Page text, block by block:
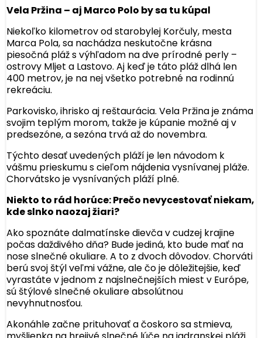
Vela Pržina – aj Marco Polo by sa tu kúpal
Niekoľko kilometrov od starobylej Korčuly, mesta
Marca Pola, sa nachádza neskutočne krásna
piesočná pláž s výhľadom na dve prírodné perly –
ostrovy Mljet a Lastovo. Aj keď je táto pláž dlhá len
400 metrov, je na nej všetko potrebné na rodinnú
rekreáciu.
Parkovisko, ihrisko aj reštaurácia. Vela Pržina je známa
svojim teplým morom, takže je kúpanie možné aj v
predsezóne, a sezóna trvá až do novembra.
Týchto desať uvedených pláží je len návodom k
vášmu prieskumu s cieľom nájdenia vysnívanej pláže.
Chorvátsko je vysnívaných pláží plné.
Niekto to rád horúce: Prečo nevycestovať niekam,
kde slnko naozaj žiari?
Ako spoznáte dalmatínske dievča v cudzej krajine
počas daždivého dňa? Bude jediná, kto bude mať na
nose slnečné okuliare. A to z dvoch dôvodov. Chorváti
berú svoj štýl veľmi vážne, ale čo je dôležitejšie, keď
vyrastáte v jednom z najslnečnejších miest v Európe,
sú štýlové slnečné okuliare absolútnou
nevyhnutnosťou.
Akonáhle začne prituhovať a čoskoro sa stmieva,